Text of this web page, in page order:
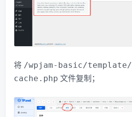
将 /wpjam-basic/template/
cache.php 文件复制；